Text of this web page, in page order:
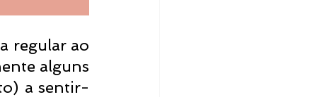
regular ao
alguns
a sentir-